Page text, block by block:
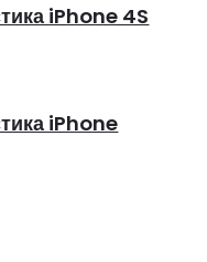
iPhone 4S
iPhone